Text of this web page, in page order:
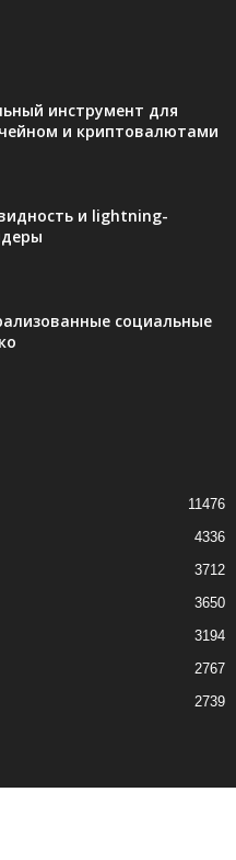
инструмент для
и криптовалютами
и lightning-
социальные
11476
4336
3712
3650
3194
2767
2739